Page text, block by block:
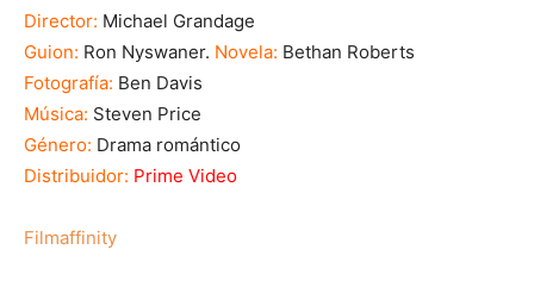
Director: Michael Grandage
Guion: Ron Nyswaner. Novela: Bethan Roberts
Fotografía: Ben Davis
Música: Steven Price
Género: Drama romántico
Distribuidor: Prime Video
Filmaffinity